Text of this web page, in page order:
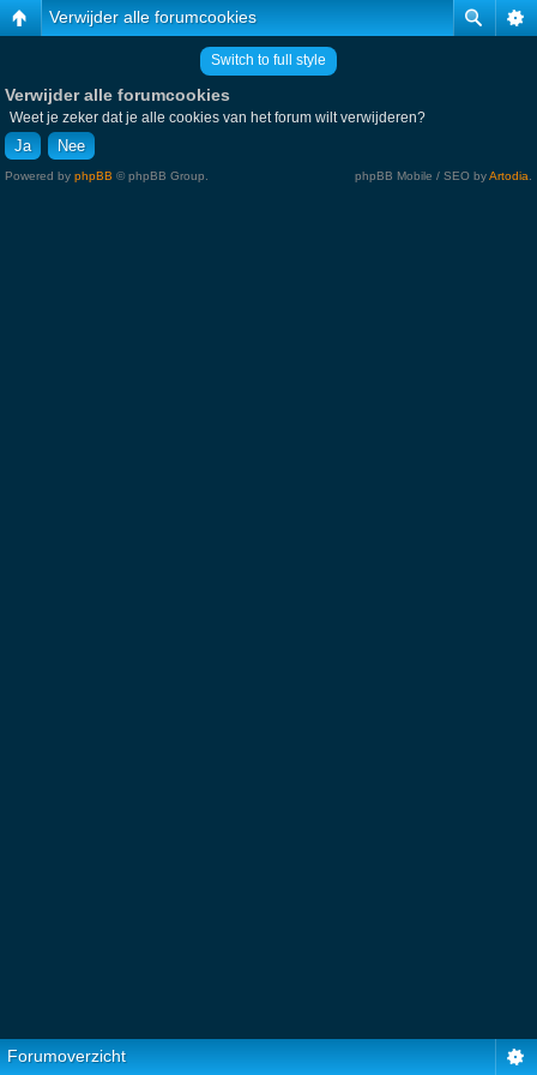
Verwijder alle forumcookies
Switch to full style
Verwijder alle forumcookies
Weet je zeker dat je alle cookies van het forum wilt verwijderen?
Powered by phpBB © phpBB Group. phpBB Mobile / SEO byArtodia
Forumoverzicht